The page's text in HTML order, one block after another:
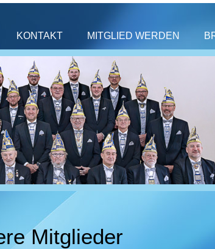
KONTAKT MITGLIED WERDEN
Mitglieder